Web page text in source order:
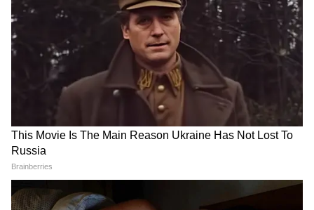
ये भी देखें :सोने-चांदी ने तोड़े सभी रिकॉर्ड: अभी
खरीदना सही या करें इंतजार?
LATEST VIDEOS
LPG Connection eKYC Last Date: बिना
इसके नहीं मिलेगा Cylinder , हर उपभोक्ता को